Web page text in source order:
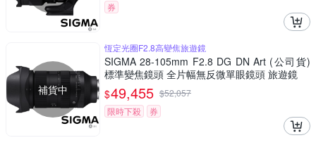
券
補貨中
恆定光圈F2.8高變焦旅遊鏡
SIGMA 28-105mm F2.8 DG DN Art (公司貨)
標準變焦鏡頭 全片幅無反微單眼鏡頭 旅遊鏡
$49,455 $52,057
限時下殺
券